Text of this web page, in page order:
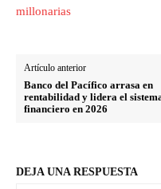
millonarias
Artículo anterior
Banco del Pacífico arrasa en
rentabilidad y lidera el
financiero en 2026
DEJA UNA RESPUESTA